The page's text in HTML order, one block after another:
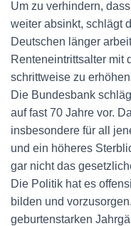
Um zu verhindern,
weiter absinkt, schlägt
Deutschen länger
Renteneintrittsalter mit
schrittweise zu
Die Bundesbank
auf fast 70 Jahre vor.
insbesondere für all
und ein höheres
gar nicht das
Die Politik hat es
bilden und
geburtenstarken